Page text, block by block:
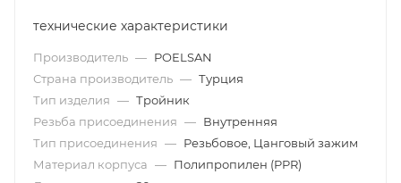
технические характеристики
Производитель — POELSAN
Страна производитель — Турция
Тип изделия — Тройник
Резьба присоединения — Внутренняя
Тип присоединения — Резьбовое, Цанговый зажим
Материал корпуса — Полипропилен (PPR)